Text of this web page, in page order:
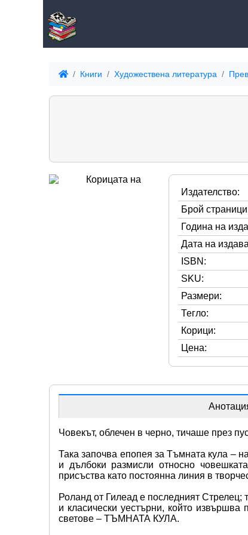
Книги Художествена литература
Издателство:
Брой
Година на
Дата на
ISBN:
SKU:
Размери:
Тегло:
Корици:
Цена:
Човекът, облечен в черно, тичаше през
Така започва епопея за Тъмната кула –
и дълбоки размисли относно
присъства като постоянна линия в
Роланд от Гилеад е последният
и класически уестърни, който
светове – ТЪМНАТА КУЛА.